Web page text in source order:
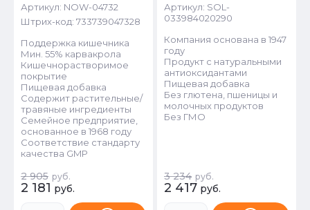
Артикул: NOW-04732
Штрих-код: 733739047328
Поддержка кишечника
Мин. 55% карвакрола
Кишечнорастворимое
покрытие
Пищевая добавка
Содержит растительные/
травяные ингредиенты
Семейное предприятие,
основанное в 1968 году
Соответствие стандарту
качества GMP
2 905 руб.
2 181 руб.
Артикул: SOL-
033984020290
Компания основана в 1947
году
Продукт с натуральными
антиоксидантами
Пищевая добавка
Без глютена, пшеницы и
молочных продуктов
Без ГМО
3 234 руб.
2 417 руб.